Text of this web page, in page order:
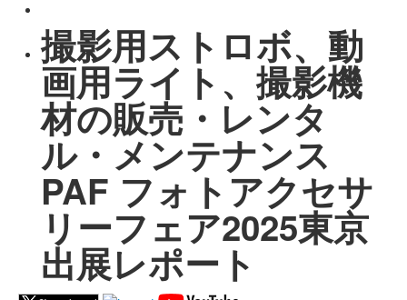
撮影用ストロボ、動
画用ライト、撮影機
材の販売・レンタ
ル・メンテナンス
PAF フォトアクセサ
リーフェア2025東京
出展レポート